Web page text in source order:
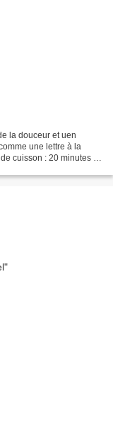
la douceur et uen
une lettre à la
cuisson : 20 minutes Il